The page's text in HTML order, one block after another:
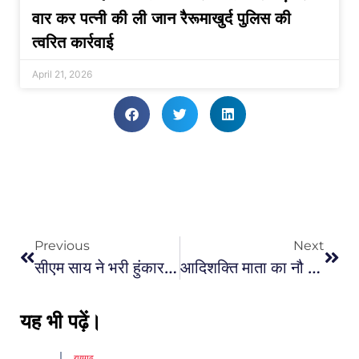
वार कर पत्नी की ली जान रैरूमाखुर्द पुलिस की
त्वरित कार्रवाई
April 21, 2026
Previous
सीएम साय ने भरी हुंकार : हम आदिवासी लोग शिव-पार्वती की पूजा करते हैं, आदिवासियों से बड़ा हिन्दू कोई नहीं हो सकता – सीएम साय
Next
आदिशक्ति माता का नौ दिवसीय उत्सव नवरात्र : मां बम्लेश्वरी के दर्शन करने भक्तों का लगा तांता, 24 घंटे रोपवे की सुविधा, जानिए मंदिर का इतिहास
यह भी पढ़ें।